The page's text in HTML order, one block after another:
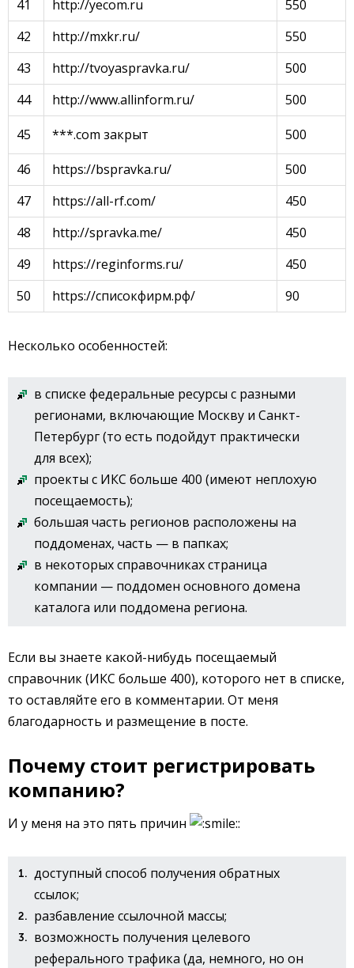
41 http://yecom.ru
550
42
http://mxkr.ru/
550
43
http://tvoyaspravka.ru/
500
44
http://www.allinform.ru/
500
45
***.com закрыт
500
46
https://bspravka.ru/
500
47
https://all-rf.com/
450
48
http://spravka.me/
450
49
https://reginforms.ru/
450
50
https://списокфирм.рф/ 90
Несколько особенностей:
в списке федеральные ресурсы с разными
регионами, включающие Москву и Санкт-
Петербург (то есть подойдут практически
для всех);
проекты с ИКС больше 400 (имеют неплохую
посещаемость);
большая часть регионов расположены на
поддоменах, часть — в папках;
в некоторых справочниках страница
компании — поддомен основного домена
каталога или поддомена региона.
Если вы знаете какой-нибудь посещаемый
справочник (ИКС больше 400), которого нет в списке,
то оставляйте его в комментарии. От меня
благодарность и размещение в посте.
Почему стоит регистрировать
компанию?
И у меня на это пять причин :
доступный способ получения обратных
ссылок;
разбавление ссылочной массы;
возможность получения целевого
реферального трафика (да, немного, но он